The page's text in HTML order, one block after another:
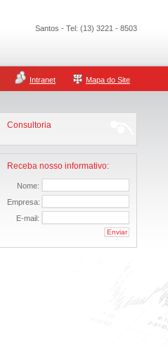
Santos - Tel: (13) 3221 - 8503
Intranet Mapa do Site
Consultoria
Receba nosso informativo:
Nome:
Empresa:
E-mail: